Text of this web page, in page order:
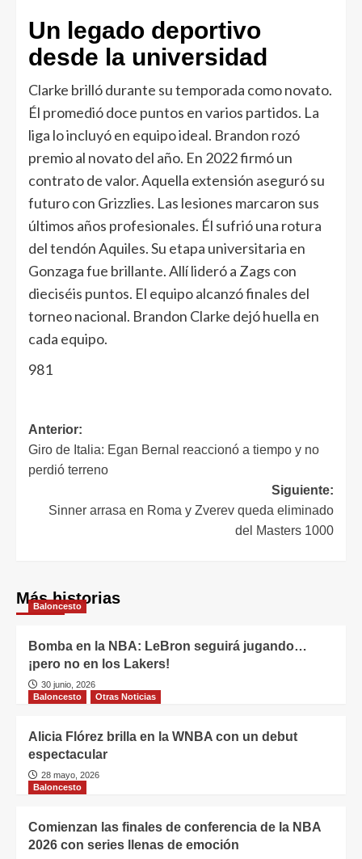
Un legado deportivo
desde la universidad
Clarke brilló durante su temporada como novato.
Él promedió doce puntos en varios partidos. La
liga lo incluyó en equipo ideal. Brandon rozó
premio al novato del año. En 2022 firmó un
contrato de valor. Aquella extensión aseguró su
futuro con Grizzlies. Las lesiones marcaron sus
últimos años profesionales. Él sufrió una rotura
del tendón Aquiles. Su etapa universitaria en
Gonzaga fue brillante. Allí lideró a Zags con
dieciséis puntos. El equipo alcanzó finales del
torneo nacional. Brandon Clarke dejó huella en
cada equipo.
981
Anterior:
Giro de Italia: Egan Bernal reaccionó a tiempo y no
perdió terreno
Siguiente:
Sinner arrasa en Roma y Zverev queda eliminado
del Masters 1000
Más historias
Baloncesto
Bomba en la NBA: LeBron seguirá jugando…
¡pero no en los Lakers!
30 junio, 2026
Baloncesto
Otras Noticias
Alicia Flórez brilla en la WNBA con un debut
espectacular
28 mayo, 2026
Baloncesto
Comienzan las finales de conferencia de la NBA
2026 con series llenas de emoción